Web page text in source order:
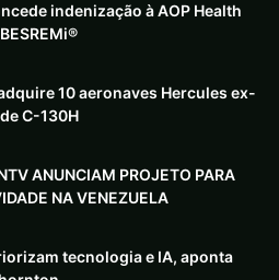
indenização à AOP Health
10 aeronaves Hercules ex-
C-130H
ANUNCIAM PROJETO PARA
NA VENEZUELA
tecnologia e IA, aponta